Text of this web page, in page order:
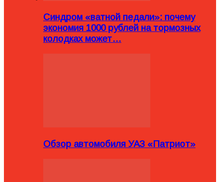
Синдром «ватной педали»: почему
экономия 1000 рублей на тормозных
колодках может…
Обзор автомобиля УАЗ «Патриот»